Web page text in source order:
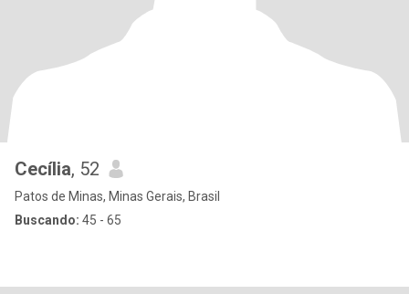
Cecília, 52
Patos de Minas, Minas Gerais, Brasil
Buscando: 45 - 65